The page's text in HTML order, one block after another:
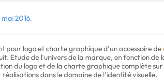
2016.
pour logo et charte graphique d'un accessoire de
Etude de l'univers de la marque, en fonction de
du logo et de la charte graphique complète
dans le domaine de l'identité visuelle.